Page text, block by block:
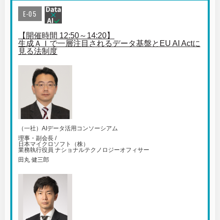
E-05
【開催時間 12:50～14:20】
生成ＡＩで一層注目されるデータ基盤とEU AI Actに
見る法制度
（一社）AIデータ活用コンソーシアム
理事・副会長 /
日本マイクロソフト（株）
業務執行役員 ナショナルテクノロジーオフィサー
田丸 健三郎